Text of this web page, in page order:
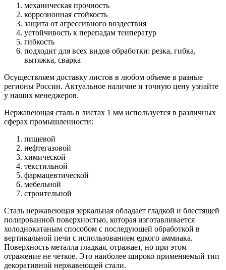
механическая прочность
коррозионная стойкость
защита от агрессивного воздествия
устойчивость к перепадам теиператур
гибкость
подходит для всех видов обработки: резка, гибка,
вытяжка, сварка
Осуществляем доставку листов в любом объеме в разные
регионы России. Актуальное наличие и точную цену узнайте
у наших менеджеров.
Нержавеющая сталь в листах 1 мм используется в различных
сферах промышленности:
пищевой
нефтегазовой
химической
текстильной
фармацевтической
мебельной
строительной
Сталь нержавеющая зеркальная обладает гладкой и блестящей
полированной поверхностью, которая изготавливается
холоднокатаным способом с последующей обработкой в
вертикальной печи с использованием едкого аммиака.
Поверхность металла гладкая, отражает, но при этом
отражение не четкое. Это наиболее широко применяемый тип
декоративной нержавеющей стали.